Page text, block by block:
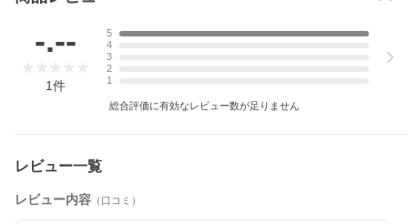
イドルレザー。少し硬めできめの細かい素材感と、使うほど
に増していくツヤが魅力です。衣類のポケットや小さめのバ
ッグにもすっと収まり、気軽な持ち運びが可能です。性別問
わず使え、ギフトにも人気のアイテムです。
-.--
1件
5
4
3
2
1
総合評価に有効なレビュー数が足りません
レビュー一覧
レビュー内容 （口コミ）